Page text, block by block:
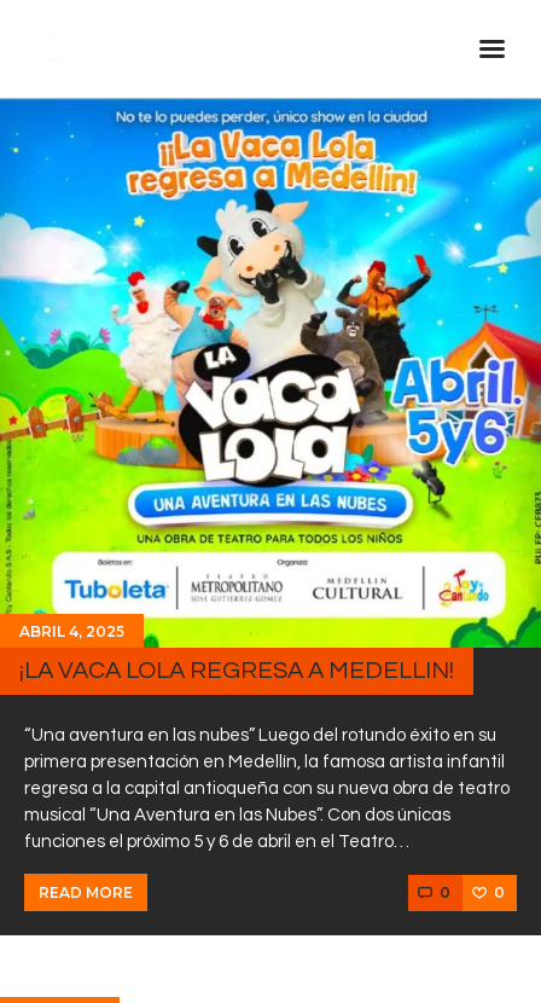
Inicio Real FM
Streaming
En Vivo
Descarga La APP
Programas
Noticias
Equipo
Sobre Nosotros
Contactos
ABRIL 4, 2025
¡LA VACA LOLA REGRESA A MEDELLIN!
“Una aventura en las nubes” Luego del rotundo éxito en su
primera presentación en Medellín, la famosa artista infantil
regresa a la capital antioqueña con su nueva obra de teatro
musical “Una Aventura en las Nubes”. Con dos únicas
funciones el próximo 5 y 6 de abril en el Teatro…
READ MORE 0 0